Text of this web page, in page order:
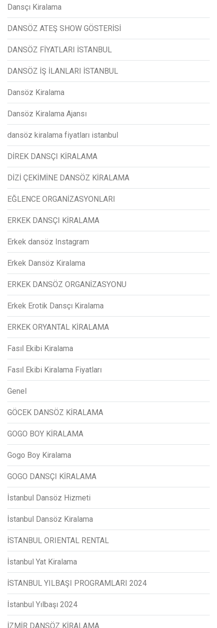
Dansçı Kiralama
DANSÖZ ATEŞ SHOW GÖSTERİSİ
DANSÖZ FİYATLARI İSTANBUL
DANSÖZ İŞ İLANLARI İSTANBUL
Dansöz Kiralama
Dansöz Kiralama Ajansı
dansöz kiralama fiyatları istanbul
DİREK DANSÇI KİRALAMA
DİZİ ÇEKİMİNE DANSÖZ KİRALAMA
EĞLENCE ORGANİZASYONLARI
ERKEK DANSÇI KİRALAMA
Erkek dansöz Instagram
Erkek Dansöz Kiralama
ERKEK DANSÖZ ORGANİZASYONU
Erkek Erotik Dansçı Kiralama
ERKEK ORYANTAL KİRALAMA
Fasıl Ekibi Kiralama
Fasıl Ekibi Kiralama Fiyatları
Genel
GÖCEK DANSÖZ KİRALAMA
GOGO BOY KİRALAMA
Gogo Boy Kiralama
GOGO DANSÇI KİRALAMA
İstanbul Dansöz Hizmeti
İstanbul Dansöz Kiralama
İSTANBUL ORIENTAL RENTAL
İstanbul Yat Kiralama
İSTANBUL YILBAŞI PROGRAMLARI 2024
İstanbul Yılbaşı 2024
İZMİR DANSÖZ KİRALAMA